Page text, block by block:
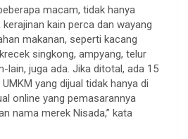
macam, tidak hanya
kain perca dan wayang
makanan, seperti kacang
singkong, ampyang, telur
lain, juga ada. Jika ditotal, ada 15
yang dijual tidak hanya di
online yang pemasarannya
nama merek Nisada,” kata